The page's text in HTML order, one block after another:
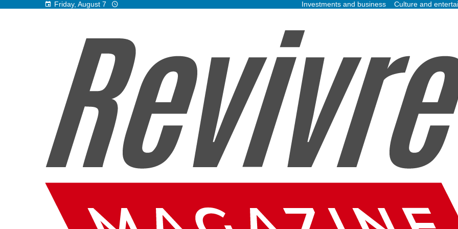
Friday, August 7 Investments and business Culture and